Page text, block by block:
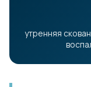
утренняя